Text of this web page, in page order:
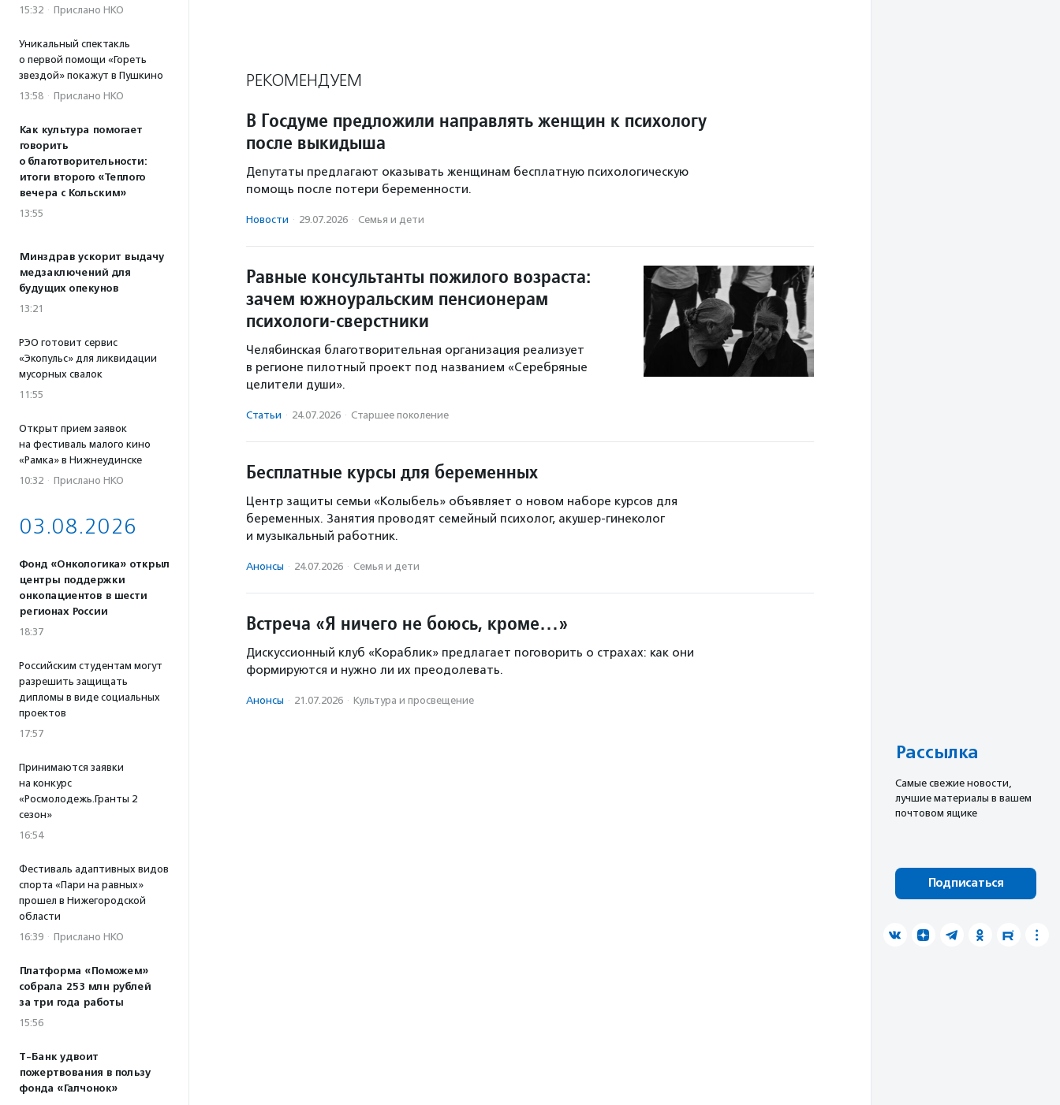
15:32 · Прислано НКО
Уникальный спектакль
о первой помощи «Гореть
звездой» покажут в Пушкино
13:58 · Прислано НКО
Как культура помогает
говорить
о благотворительности:
итоги второго «Теплого
вечера с Кольским»
13:55
Минздрав ускорит выдачу
медзаключений для
будущих опекунов
13:21
РЭО готовит сервис
«Экопульс» для ликвидации
мусорных свалок
11:55
Открыт прием заявок
на фестиваль малого кино
«Рамка» в Нижнеудинске
10:32 · Прислано НКО
03.08.2026
Фонд «Онкологика» открыл
центры поддержки
онкопациентов в шести
регионах России
18:37
Российским студентам могут
разрешить защищать
дипломы в виде социальных
проектов
17:57
Принимаются заявки
на конкурс
«Росмолодежь.Гранты 2
сезон»
16:54
Фестиваль адаптивных видов
спорта «Пари на равных»
прошел в Нижегородской
области
16:39 · Прислано НКО
Платформа «Поможем»
собрала 253 млн рублей
за три года работы
15:56
Т-Банк удвоит
пожертвования в пользу
фонда «Галчонок»
РЕКОМЕНДУЕМ
В Госдуме предложили направлять женщин к психологу
после выкидыша
Депутаты предлагают оказывать женщинам бесплатную психологическую
помощь после потери беременности.
Новости · 29.07.2026 · Семья и дети
Равные консультанты пожилого возраста:
зачем южноуральским пенсионерам
психологи-сверстники
Челябинская благотворительная организация реализует
в регионе пилотный проект под названием «Серебряные
целители души».
Статьи · 24.07.2026 · Старшее поколение
Бесплатные курсы для беременных
Центр защиты семьи «Колыбель» объявляет о новом наборе курсов для
беременных. Занятия проводят семейный психолог, акушер-гинеколог
и музыкальный работник.
Анонсы · 24.07.2026 · Семья и дети
Встреча «Я ничего не боюсь, кроме…»
Дискуссионный клуб «Кораблик» предлагает поговорить о страхах: как они
формируются и нужно ли их преодолевать.
Анонсы · 21.07.2026 · Культура и просвещение
Рассылка
Cамые свежие новости,
лучшие материалы в вашем
почтовом ящике
Подписаться